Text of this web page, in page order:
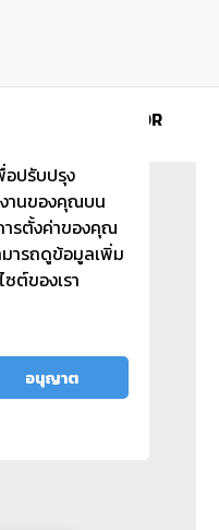
อปรับปรุง
งานของคุณบน
ารตั้งค่าของคุณ
ารถดูข้อมูลเพิ่ม
ต์ของเรา
อนุญาต
MFX200R